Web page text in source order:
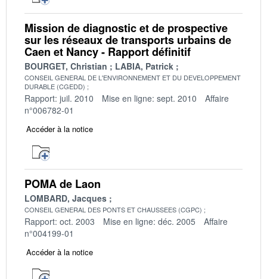
Mission de diagnostic et de prospective
sur les réseaux de transports urbains de
Caen et Nancy - Rapport définitif
BOURGET, Christian LABIA, Patrick
CONSEIL GENERAL DE L'ENVIRONNEMENT ET DU DEVELOPPEMENT
DURABLE (CGEDD)
Rapport: juil. 2010 Mise en ligne: sept. 2010
Affaire
n°006782-01
Accéder à la notice
POMA de Laon
LOMBARD, Jacques
CONSEIL GENERAL DES PONTS ET CHAUSSEES (CGPC)
Rapport: oct. 2003 Mise en ligne: déc. 2005
Affaire
n°004199-01
Accéder à la notice